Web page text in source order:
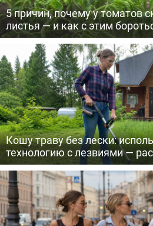
5 причин, почему у томатов
листья — и как с этим
Кошу траву без лески:
технологию с лезвиями —